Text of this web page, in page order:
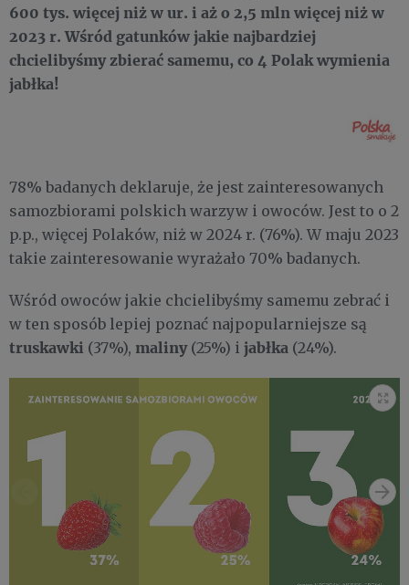
600 tys. więcej niż w ur. i aż o 2,5 mln więcej niż w
2023 r. Wśród gatunków jakie najbardziej
chcielibyśmy zbierać samemu, co 4 Polak wymienia
jabłka!
78% badanych deklaruje, że jest zainteresowanych
samozbiorami polskich warzyw i owoców. Jest to o 2
p.p., więcej Polaków, niż w 2024 r. (76%). W maju 2023
takie zainteresowanie wyrażało 70% badanych.
Wśród owoców jakie chcielibyśmy samemu zebrać i
w ten sposób lepiej poznać najpopularniejsze są
truskawki (37%), maliny (25%) i jabłka (24%).